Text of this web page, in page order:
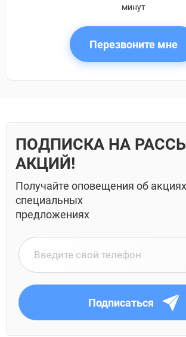
минут
Перезвоните мне
ПОДПИСКА НА
АКЦИЙ!
Получайте оповещения об
специальных
предложениях
Подписаться